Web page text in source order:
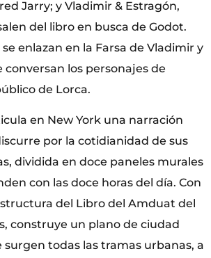
Jarry; y Vladimir & Estragón,
del libro en busca de Godot.
enlazan en la Farsa de Vladimir y
conversan los personajes de
de Lorca.
en New York una narración
por la cotidianidad de sus
dividida en doce paneles murales
con las doce horas del día. Con
del Libro del Amduat del
construye un plano de ciudad
todas las tramas urbanas, a